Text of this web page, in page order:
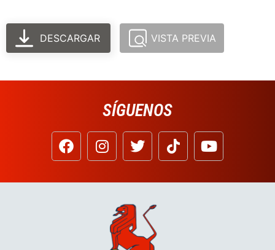
DESCARGAR VISTA PREVIA
SÍGUENOS